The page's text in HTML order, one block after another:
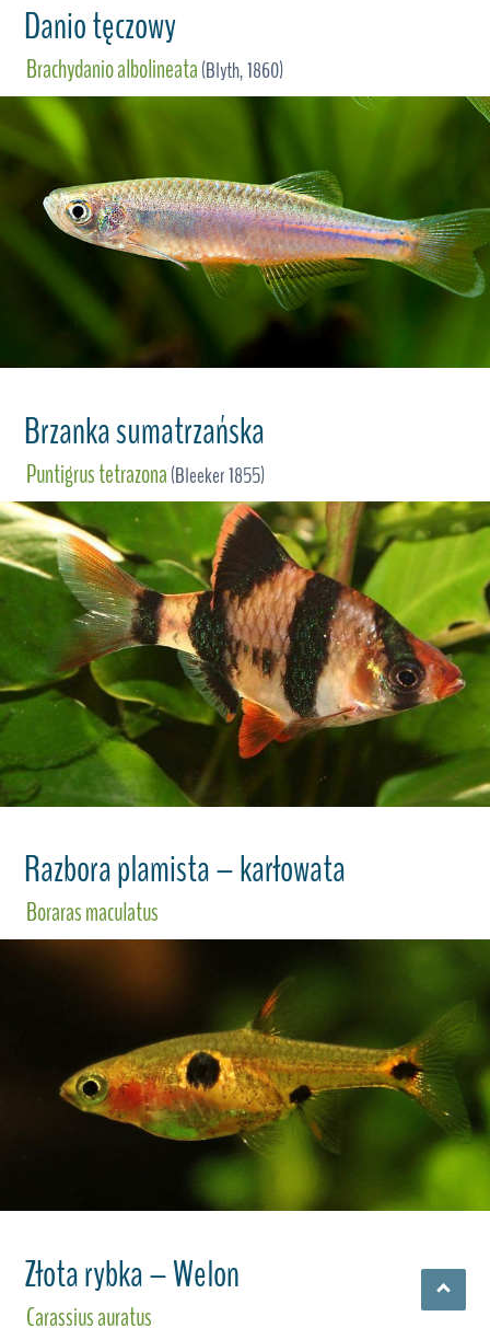
Danio tęczowy
Brachydanio albolineata(Blyth, 1860)
Brzanka sumatrzańska
Puntigrus tetrazona(Bleeker 1855)
Razbora plamista – karłowata
Boraras maculatus
Złota rybka – Welon
Carassius auratus